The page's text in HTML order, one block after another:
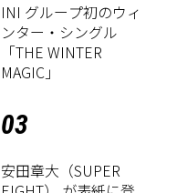
INI グループ初のウィ
ンター・シングル
「THE WINTER
MAGIC」
03
安田章大（SUPER